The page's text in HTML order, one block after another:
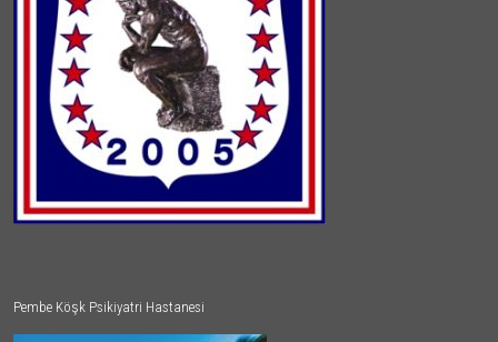
Pembe Köşk Psikiyatri Hastanesi